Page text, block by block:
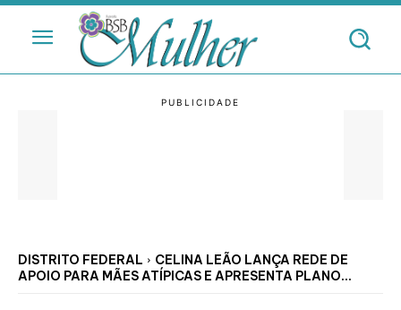
DISTRITO FEDERAL
CELINA LEÃO LANÇA REDE DE
APOIO PARA MÃES ATÍPICAS E APRESENTA PLANO...